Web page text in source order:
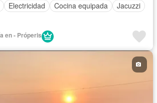
Electricidad Cocina equipada
Jacuzzi
en - Próperis